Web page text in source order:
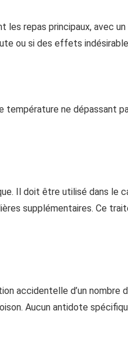
repas principaux, avec
ou si des effets
ne dépassant
Il doit être utilisé dans le
supplémentaires. Ce
accidentelle d’un
Aucun antidote